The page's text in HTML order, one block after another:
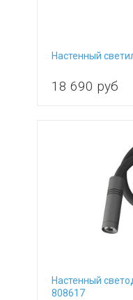
Настенный
18 690 руб
Настенный
808617